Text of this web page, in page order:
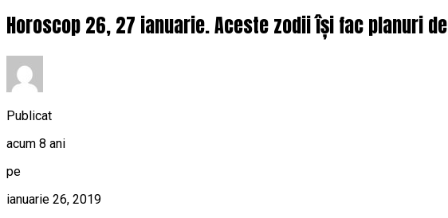
Horoscop 26, 27 ianuarie. Aceste zodii își fac planuri
Publicat
acum 8 ani
pe
ianuarie 26, 2019